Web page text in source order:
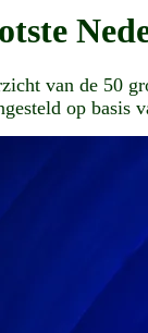
van de 50
op basis